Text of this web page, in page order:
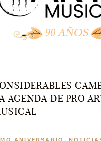
AGENDA DE PRO
ANIVERSARIO,